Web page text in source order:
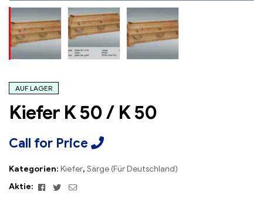
AUF LAGER
Kiefer K 50 / K 50
Call for Price
Kategorien: Kiefer, Särge (Für Deutschland)
Aktie:
Facebook
TwitterEmail